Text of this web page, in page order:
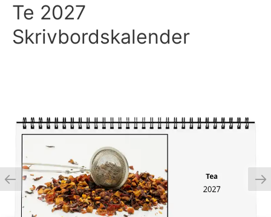
Te 2027
Skrivbordskalender